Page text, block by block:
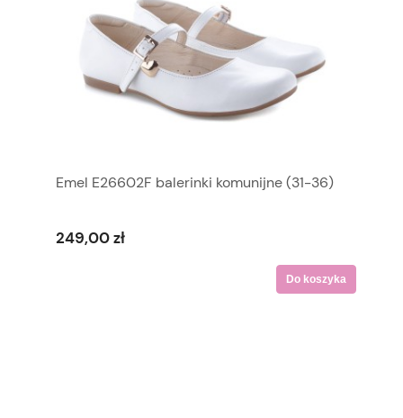
Emel E26602F balerinki komunijne (31-36)
249,00 zł
Do koszyka